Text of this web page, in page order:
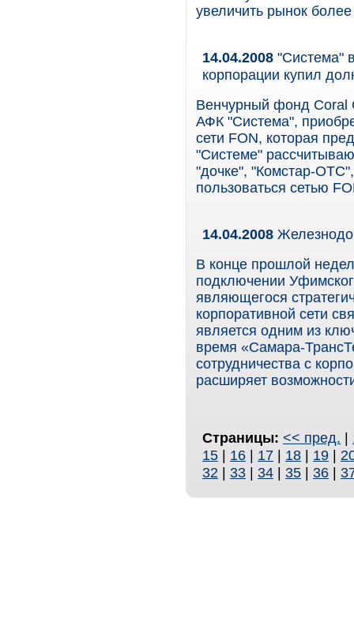
увеличить рынок
14.04.2008 "Система"
корпорации купил
Венчурный фонд Coral
АФК "Система",
сети FON, которая
"Системе"
"дочке", "Комстар-
пользоваться сетью
14.04.2008
В конце прошлой
подключении
являющегося
корпоративной сети
является одним из
время «Самара-
сотрудничества с
расширяет
Страницы: << пред. |
15 | 16 | 17 | 18 | 19 |
32 | 33 | 34 | 35 | 36 |